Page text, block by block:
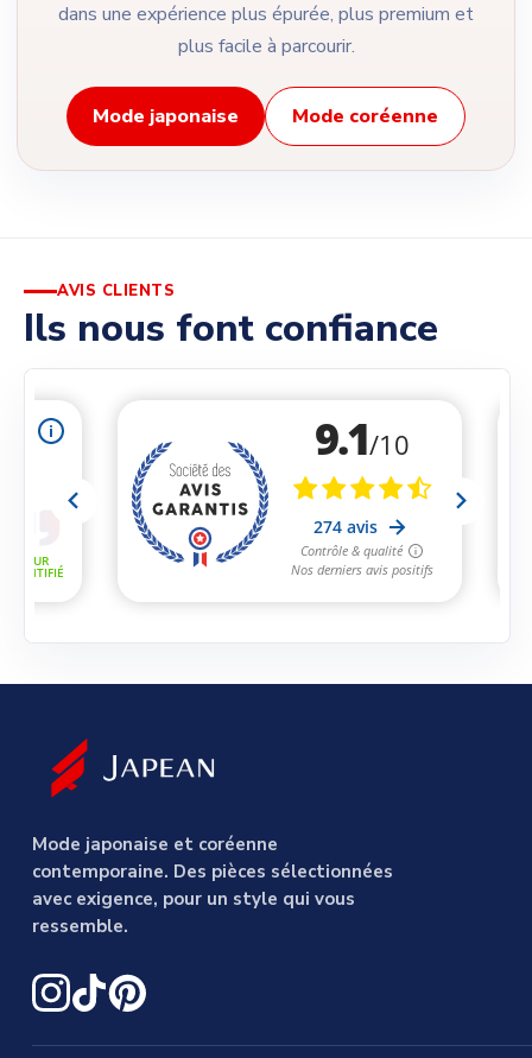
dans une expérience plus épurée, plus premium et
plus facile à parcourir.
Mode japonaise Mode coréenne
AVIS CLIENTS
Ils nous font confiance
Mode japonaise et coréenne
contemporaine. Des pièces sélectionnées
avec exigence, pour un style qui vous
ressemble.